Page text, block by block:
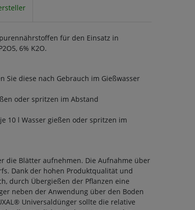
für den Einsatz in
6% K2O.
Sie diese nach Gebrauch im Gießwasser
oder spritzen im Abstand
10 l Wasser gießen oder spritzen im
die Blätter aufnehmen. Die Aufnahme über
Dank der hohen Produktqualität und
durch Übergießen der Pflanzen eine
neben der Anwendung über den Boden
Universaldünger sollte die relative